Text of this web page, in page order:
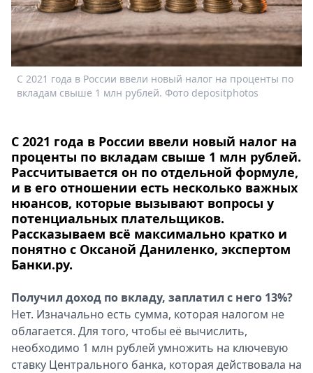
О
Metro
Стримы
Спецпроекты
Звезды
Выборы
Metro
С 2021 года в России ввели новый налог на проценты по
вкладам свыше 1 млн рублей. Фото depositphotos
С 2021 года в России ввели новый налог на
проценты по вкладам свыше 1 млн рублей.
Рассчитывается он по отдельной формуле,
и в его отношении есть несколько важных
нюансов, которые вызывают вопросы у
потенциальных плательщиков.
Рассказываем всё максимально кратко и
понятно с Оксаной Даниленко, экспертом
Банки.ру.
Получил доход по вкладу, заплатил с него 13%?
Нет. Изначально есть сумма, которая налогом не
облагается. Для того, чтобы её вычислить,
необходимо 1 млн рублей умножить на ключевую
ставку Центрального банка, которая действовала на